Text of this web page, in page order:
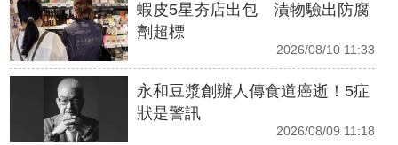
蝦皮5星夯店出包 漬物驗出防腐
劑超標
2026/08/10 11:33
永和豆漿創辦人傳食道癌逝！5症
狀是警訊
2026/08/09 11:18